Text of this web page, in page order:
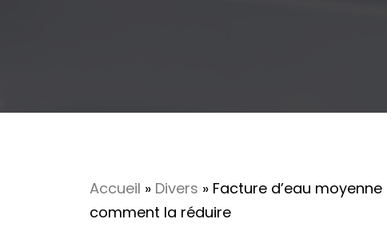
Accueil » Divers » Facture d’eau
comment la réduire